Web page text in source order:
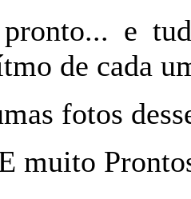
pronto... e
de cada
fotos
muito